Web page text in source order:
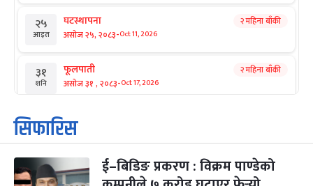
२५
आइत
घटस्थापना
असोज २५, २०८३-Oct 11, 2026
२ महिना बाँकी
३१
शनि
फूलपाती
असोज ३१ , २०८३-Oct 17, 2026
२ महिना बाँकी
१
आइत
कार्तिक सङ्क्रान्ति
कार्तिक १, २०८३
३
मंगल
महानवमी
कार्तिक ३, २०८३-Oct 20, 2026
२ महिना बाँकी
सिफारिस
ई–बिडिङ प्रकरण : विक्रम पाण्डेको